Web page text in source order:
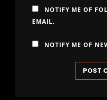
NOTIFY ME OF
EMAIL.
NOTIFY ME OF